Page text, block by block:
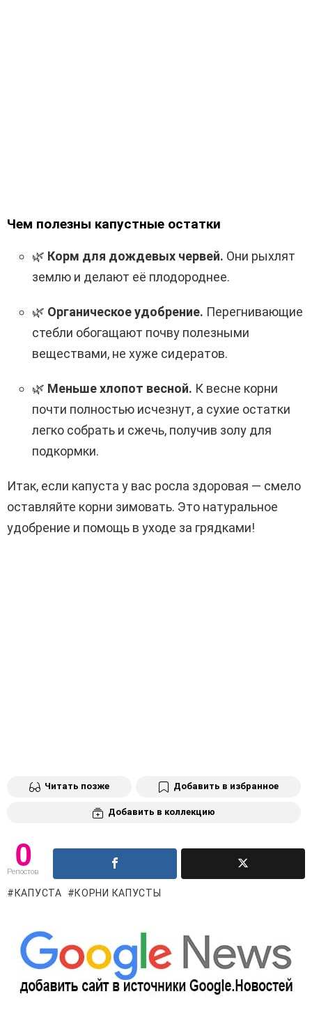
Чем полезны капустные остатки
🌿 Корм для дождевых червей. Они рыхлят
землю и делают её плодороднее.
🌿 Органическое удобрение. Перегнивающие
стебли обогащают почву полезными
веществами, не хуже сидератов.
🌿 Меньше хлопот весной. К весне корни
почти полностью исчезнут, а сухие остатки
легко собрать и сжечь, получив золу для
подкормки.
Итак, если капуста у вас росла здоровая — смело
оставляйте корни зимовать. Это натуральное
удобрение и помощь в уходе за грядками!
Читать позже Добавить в избранное
Добавить в коллекцию
0
Репостов
КАПУСТА КОРНИ КАПУСТЫ